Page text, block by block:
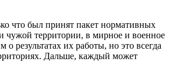
что был принят пакет нормативных
чужой территории, в мирное и военное
результатах их работы, но это всегда
Дальше, каждый может